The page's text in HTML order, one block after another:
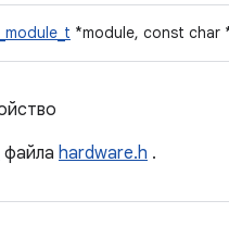
*module, const char
файла hardware.h .